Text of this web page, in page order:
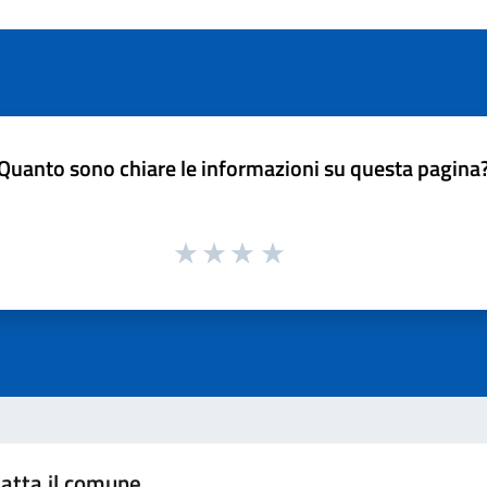
sono chiare le informazioni su questa